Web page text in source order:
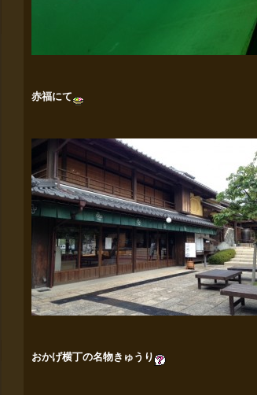
赤福にて
おかげ横丁の名物きゅうり